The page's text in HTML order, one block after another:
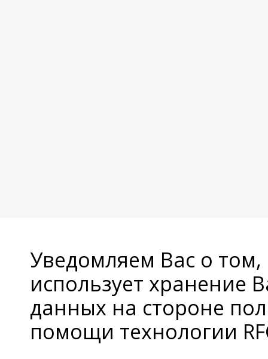
Уведомляем Вас о
использует хранение
данных на стороне
помощи технологии